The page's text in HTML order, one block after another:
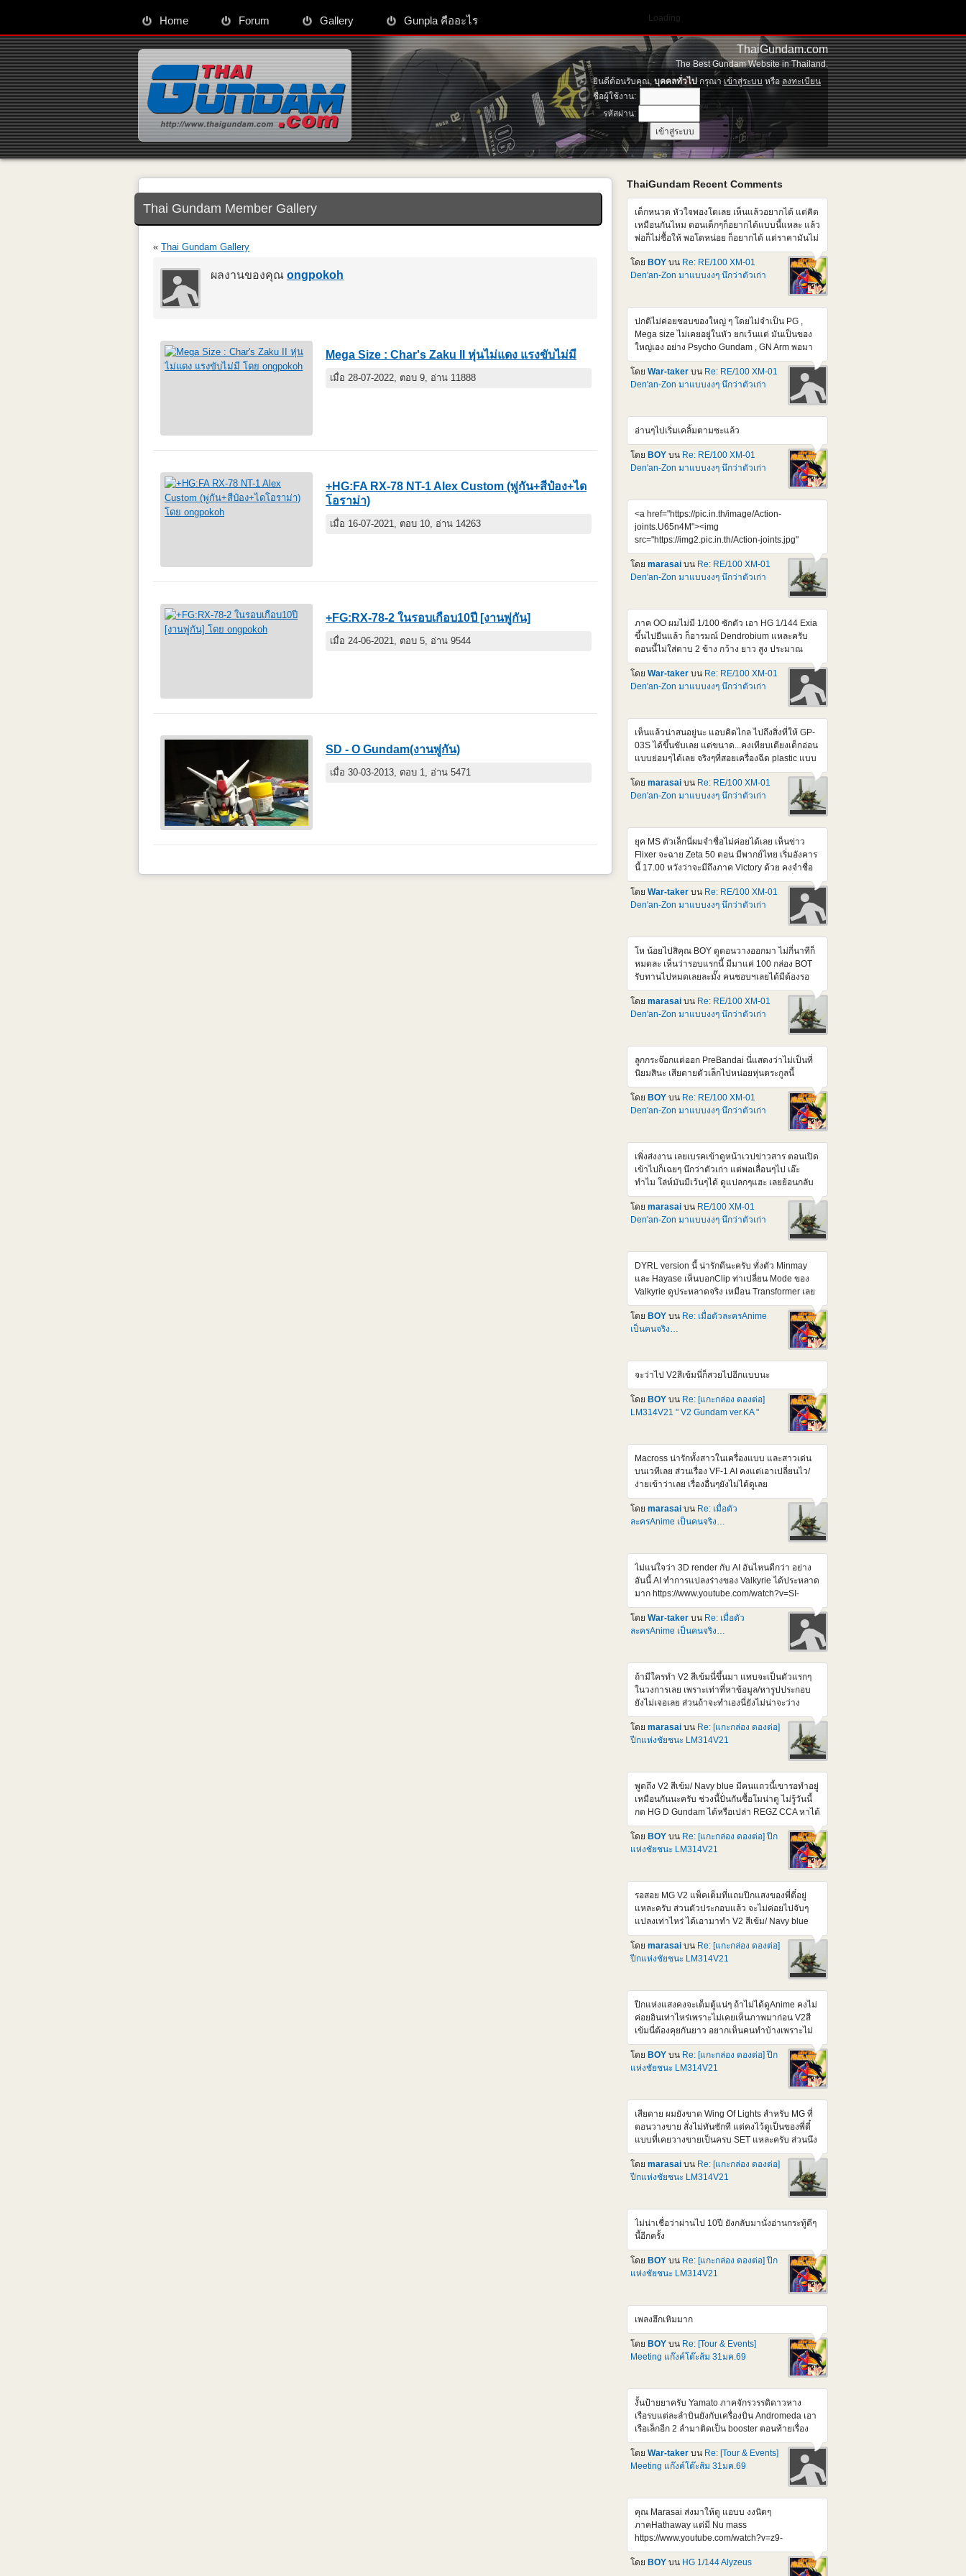
Home Forum Gallery Gunpla คืออะไร
ThaiGundam.com
The Best Gundam Website in Thailand.
Loading
ยินดีต้อนรับคุณ,บุคคลทั่วไปกรุณา เข้าสู่ระบบ หรือ ลงทะเบียน
ชื่อผู้ใช้งาน:
รหัสผ่าน:
Thai Gundam Member Gallery
« Thai Gundam Gallery
ผลงานของคุณ ongpokoh
Mega Size : Char's Zaku II หุ่นไม่แดง แรงขับไม่มี
เมื่อ 28-07-2022, ตอบ 9, อ่าน 11888
+HG:FA RX-78 NT-1 Alex Custom (พู่กัน+สีป๋อง+ได
โอราม่า)
เมื่อ 16-07-2021, ตอบ 10, อ่าน 14263
+FG:RX-78-2 ในรอบเกือบ10ปี [งานพู่กัน]
เมื่อ 24-06-2021, ตอบ 5, อ่าน 9544
SD - O Gundam(งานพู่กัน)
เมื่อ 30-03-2013, ตอบ 1, อ่าน 5471
ThaiGundam Recent Comments
เด็กหนวด หัวใจพองโตเลย เห็นแล้วอยากได้ แต่คิด
เหมือนกันไหม ตอนเด็กๆก็อยากได้แบบนี้แหละ แล้ว
พ่อก็ไม่ซื้อให้ พอโตหน่อย ก็อยากได้ แต่ราคามันไม่
เหมือนตอนเด็กๆแล้วสิ แต่คนที่บ้านก็อาจจะไม่ให้
ซื้ออีก เศร้าเคล้าน้ำตา
โดย BOY บน Re: RE/100 XM-01
Den'an-Zon มาแบบงงๆ นึกว่าตัวเก่า
ปกติไม่ค่อยชอบของใหญ่ ๆ โดยไม่จำเป็น PG ,
Mega size ไม่เคยอยู่ในหัว ยกเว้นแต่ มันเป็นของ
ใหญ่เอง อย่าง Psycho Gundam , GN Arm พอมา
เจออันนี้ชักใจสั่นครับ 70 cm. เห็นราคาแล้วสยอง
99000 เยน แต่คิดว่า หยอดกระปุกซัก 10-12 เดือน
คงพอซื้อไหวมั้ง ของแบบนี้ มันคงไม่หมดเกลี้ยง
v=4UZKEZGeSIY ไม่แน่ กว่าจะออก อาจจะไม่
อยากได้แล้วก็ได้
โดย War-taker บน Re: RE/100 XM-01
Den'an-Zon มาแบบงงๆ นึกว่าตัวเก่า
อ่านๆไปเริ่มเคลิ้มตามซะแล้ว
โดย BOY บน Re: RE/100 XM-01
Den'an-Zon มาแบบงงๆ นึกว่าตัวเก่า
<a href="https://pic.in.th/image/Action-
joints.U65n4M"><img
src="https://img2.pic.in.th/Action-joints.jpg"
alt="Action joints" border="0"></a> Credit :
Supreme Mecha จุดขยับ ตอบโจทย์ เยี่ยมขึ้นกว่า
โมเก่าๆเยอะเลย รอก็แค่รอบถัดๆไป กะจังหวะจอง
ได้ที่จะต้องลงตัวกัน ไม่โดน Bot แย่งไปทุกๆรอบอีก
โดย marasai บน Re: RE/100 XM-01
Den'an-Zon มาแบบงงๆ นึกว่าตัวเก่า
ภาค OO ผมไม่มี 1/100 ซักตัว เอา HG 1/144 Exia
ขึ้นไปยืนแล้ว ก็อารมณ์ Dendrobium แหละครับ
ตอนนี้ไม่ใส่ดาบ 2 ข้าง กว้าง ยาว สูง ประมาณ
เกือบ ๆ 40 ซม. ทุกด้าน แต่ถ้าเอา MS 1/100 ไปใส่
คงสูงขึ้นอีกหน่อย ส่วนดาบ ยาว 40 กว่า ซม. ถ้าใส่
ด้วย ก็กินที่หนักเข้าไปอีก แต่บ่นแบบนี้ ผมรอ part
ของ Dynames ที่เป็นปืน กับ มิซายด์ อยู่นะ จริง ๆ ก็
Dynames กับ Kyorios ดองอยู่ด้วยแฮะ
โดย War-taker บน Re: RE/100 XM-01
Den'an-Zon มาแบบงงๆ นึกว่าตัวเก่า
เห็นแล้วน่าสนอยู่นะ แอบคิดไกล ไปถึงสิ่งที่ให้ GP-
03S ได้ขึ้นขับเลย แต่ขนาด...คงเทียบเตียงเด็กอ่อน
แบบย่อมๆได้เลย จริงๆที่สอยเครื่องฉีด plastic แบบ
เส้นมา ก็กะว่าจะทำแหละ กะ Mega Rider ให้ ZZ ขี่
เล่น แต่เอาจริงๆนี่ ยุ่งสะสางงานหลักเกือบทั้งวัน เลย
แทบไม่มีเวลาพิมพ์เลยหลังๆนี้
โดย marasai บน Re: RE/100 XM-01
Den'an-Zon มาแบบงงๆ นึกว่าตัวเก่า
ยุค MS ตัวเล็กนี่ผมจำชื่อไม่ค่อยได้เลย เห็นข่าว
Flixer จะฉาย Zeta 50 ตอน มีพากย์ไทย เริ่มอังคาร
นี้ 17.00 หวังว่าจะมีถึงภาค Victory ด้วย คงจำชื่อ
MS ได้มากขึ้น (แต่ตัวนี้มันอยู่ใน F-91 นี่) เดี๋ยวนี้จะ
ให้เอา เสียงญีุ่ปุ่น sub eng. มาดูแบบเมื่อก่อน ก็
เหนื่อยเกิน เพิ่งต่ออันนี้ เกือบเสร็จ ไป เหนื่อยเอา
เรื่องครับ ที่ว่าเกือบเสร็จ เพราะหลายจุดมันใส่ สปริง
แกนเสียบก็แน่นจัดแล้ว ถ้าไขน็อตด้วย คงแงะมา
ทำสีไม่ได้แล้วละ
https://www.youtube.com/watch?v=U0kAdHrrHII
อังกฤษด้วย
โดย War-taker บน Re: RE/100 XM-01
Den'an-Zon มาแบบงงๆ นึกว่าตัวเก่า
โห น้อยไปสิคุณ BOY ดูตอนวางออกมา ไม่กี่นาทีก็
หมดละ เห็นว่ารอบแรกนี้ มีมาแค่ 100 กล่อง BOT
รับทานไปหมดเลยละมั๊ง คนชอบฯเลยได้มีต้องรอ
รอบถัดๆไป แต่จะไม่อุดหนุนร้านพวกนั้นละยกเว้น มี
ช่วงลดราคาลงปกติ Series ตัวเล็กนี้ก็สวยๆเยอะ
แต่ถ้า P หมด ก็อ่วมหนักเลยนะครับ ยิ่งจะมีพวก
Silhoulette กล่องสวยๆสมัยก่อนอีกนี่ มาได้ยาวๆเลย
ราคาเท่าๆกันแหละ ยังไม่ได้สอย เพราะมีทั้งตัว
สำเร็จและตัวเก่าที่ต่อใส่กล่องไว้รอผ่า แต่ถ้าสอยคง
เอามาทำสีขาวแทนแหละ ปล.ของภาคนี้ อยากเห็น
ตัวของหัวหน้า ที่ตัวสีม่วง/สีเข้ม Berga giros ที่คน
ขับ X2 ขับก่อนจะมาเปลี่ยนเปน X2 แหละ
โดย marasai บน Re: RE/100 XM-01
Den'an-Zon มาแบบงงๆ นึกว่าตัวเก่า
ลูกกระจ๊อกแต่ออก PreBandai นี่แสดงว่าไม่เป็นที่
นิยมสินะ เสียดายตัวเล็กไปหน่อยหุ่นตระกูลนี้
โดย BOY บน Re: RE/100 XM-01
Den'an-Zon มาแบบงงๆ นึกว่าตัวเก่า
เพิ่งส่งงาน เลยเบรคเข้าดูหน้าเวปข่าวสาร ตอนเปิด
เข้าไปก็เฉยๆ นึกว่าตัวเก่า แต่พอเลื่อนๆไป เอ๊ะ
ทำไม โล่ห์มันมีเว้นๆได้ ดูแปลกๆแฮะ เลยย้อนกลับ
มาดูรายละเอียด ปรากฏว่า หัวโล้น ไหล่กลมสอง
ข้าง โล่ห์แยกสี่ส่วน นี่มันเป็นลูกจ๊อก ตัวที่ควรจะ
ออกก่อนหน้านี้นิ ไม่ใช่ตัวแรกจริงๆแหละ <a
href="https://pic.in.th/image/DEn1.UJCNzP">
src="https://img1.pic.in.th/images/DEn1.jpg"
alt="DEn1" border="0"></a> <a
href="https://pic.in.th/image/DEn2.UJCVqp">
<img src="https://img2.pic.in.th/DEn2.jpg"
alt="DEn2" border="0"></a> <a
href="https://pic.in.th/image/DEn3.UJCW8L">
src="https://img1.pic.in.th/images/DEn3.jpg"
alt="DEn3" border="0"></a> <a
href="https://pic.in.th/image/DEn4.UJGa1C">
<img
src="https://img1.pic.in.th/images/DEn4.jpg"
alt="DEn4" border="0"></a> <a
href="https://pic.in.th/image/DEn5.UJGrwv">
alt="DEn5" border="0"></a> หน้าตาหล่อขึ้นกว่า
เดิม สัดส่วนดูสมส่วนขึ้น น่าจะสูงกว่า 1/100 เกรด
เก่า Credit : Gundamkitscollection เจ้าเก่าดั้งเดิม
ตัวนี้ ก็มีตัวเก่า ยุคโบราณอยู่แหละ แต่เปลี่ยนมือ
เปนแบบชุดแต่งที่ขยับข้อนิ้วได้หมด สมันนั้นสั่งจาก
HLJ /สรุปตัวเก่าเลยรอดจากการถูกผ่าดัดแปลงไป
แหละ พวกตัวเก่าๆ Ball joint ย้วยๆไปหมดละเห็น
วันก่อนๆ มีคนถามหา Ball Joint ขา ตัวใดตัวนึงไว้
ออกจากแผง จะไม่รู้ว่ามันเปน Parts เบอร์อะไรหนะ
จะเซ็งก็ตรงที่ แววจะเปน P ไปตลอดหลังจากนี้
โดย marasai บน RE/100 XM-01
Den'an-Zon มาแบบงงๆ นึกว่าตัวเก่า
DYRL version นี้ น่ารักดีนะครับ ทั่งตัว Minmay
และ Hayase เห็นบอกClip ท่าเปลี่ยน Mode ของ
Valkyrie ดูประหลาดจริง เหมือน Transformer เลย
โดย BOY บน Re: เมื่อตัวละครAnime
เป็นคนจริง…
จะว่าไป V2สีเข้มนี่ก็สวยไปอีกแบบนะ
โดย BOY บน Re: [แกะกล่อง ดองต่อ]
LM314V21 " V2 Gundam ver.KA "
Macross น่ารักทั้งสาวในเครื่องแบบ และสาวเด่น
บนเวทีเลย ส่วนเรื่อง VF-1 AI คงแต่เอาเปลี่ยนไว/
ง่ายเข้าว่าเลย เรื่องอื่นๆยังไม่ได้ดูเลย
โดย marasai บน Re: เมื่อตัว
ละครAnime เป็นคนจริง…
ไม่แน่ใจว่า 3D render กับ AI อันไหนดีกว่า อย่าง
อันนี้ AI ทำการแปลงร่างของ Valkyrie ได้ประหลาด
มาก https://www.youtube.com/watch?v=SI-
tINRkQVE https://www.youtube.com/watch?
v=igYoaJTS5G8
https://www.youtube.com/watch?v=RTxR6gU-
โดย War-taker บน Re: เมื่อตัว
ละครAnime เป็นคนจริง…
ถ้ามีใครทำ V2 สีเข้มนี่ขึ้นมา แทบจะเป็นตัวแรกๆ
ในวงการเลย เพราะเท่าที่หาข้อมูล/หารูปประกอบ
ยังไม่เจอเลย ส่วนถ้าจะทำเองนี่ยังไม่น่าจะว่าง
จนกว่างานโครงการที่กำลังทำ จะได้เริ่มขึ้นมาโน่น
ส่วน Meeting คงรอติดตามผ่านเวป/Facebook
ของเวปเหมือนเดิมแหละครับ
โดย marasai บน Re: [แกะกล่อง ดองต่อ]
ปีกแห่งชัยชนะ LM314V21
พูดถึง V2 สีเข้ม/ Navy blue มีคนแถวนี้เขารอทำอยู่
เหมือนกันนะครับ ช่วงนี้ปั่นกันซื้อโมน่าดู ไม่รู้วันนี้
กด HG D Gundam ได้หรือเปล่า REGZ CCA หาได้
จาก GundamBase ไม่ต้องกลัวครับ
โดย BOY บน Re: [แกะกล่อง ดองต่อ] ปีก
แห่งชัยชนะ LM314V21
รอสอย MG V2 แพ็คเต็มที่แถมปีกแสงของพี่ตี๋อยู่
แหละครับ ส่วนตัวประกอบแล้ว จะไม่ค่อยไปจับๆ
แปลงเท่าไหร่ ได้เอามาทำ V2 สีเข้ม/ Navy blue
แน่นอน
https://www.gundamkitscollection.com/2025/11/p-
bandai-mg-1100-cluster-gundam-mission.html
แอบเศร้าใจ ทำไมออก 2nd Batch แล้วมันขยับ
เลยไม่ได้สอยตามคุณ BOY แต่ไว้ค่อยหาเก็บร้าน
ลดราคาเอาแหละ ความอยากน้อยลงนิดหน่อย
เพราะมี Ver เก่าไว้นานละกะ ตัวถือปืน AKA ทำเอา
งงมาก RE-GZ Custom ถือ AKA ซะงั้นจุดขยับใหม่
มันเลยได้มาจากตัวนี้แหละ ชิ้นส่วนเหลือเลยเยอะ
เลยแต่ไม่สามารถขึ้นได้ครบทั้งตัว
โดย marasai บน Re: [แกะกล่อง ดองต่อ]
ปีกแห่งชัยชนะ LM314V21
ปีกแห่งแสงคงจะเต็มตู้แน่ๆ ถ้าไม่ได้ดูAnime คงไม่
ค่อยอินเท่าไหร่เพราะไม่เคยเห็นภาพมาก่อน V2สี
เข้มนี่ต้องคุยกันยาว อยากเห็นคนทำบ้างเพราะไม่
ค่อยเห็นใครประกอบและทำสีเท่าไหร่เลย
F90ติดPack นี่ก็สวยๆหลายตัวนะครับ มีชอบPack
ไหนพิเศษไหม ว่าจะหามาลองใส่ F80บ้าง ว่าแต่จะ
หาดู Victory sub Thai ยากเหมือนกันนะครับ ท้าย
โดย BOY บน Re: [แกะกล่อง ดองต่อ] ปีก
แห่งชัยชนะ LM314V21
เสียดาย ผมยังขาด Wing Of Lights สำหรับ MG ที่
ตอนวางขาย สั่งไม่ทันซักที แต่คงไว้ดูเป็นของพี่ตี๋
แบบที่เคยวางขายเป็นครบ SET แหละครับ ส่วนนึง
จะเอาตัวหุ่น V2 มาทำสีเข้ม ให้เป็นตัวในภาค
crossbone ที่ Bandai ยังไม่ทำ ส่วนตัว ชอบหุ่นประ
หลาดๆ ในภาค steel 7 ทีเป็นภาคเกี่ยวเนื่องกับ
Crossbone, F90 และ Victory ตอนนี้ ที่นอกเหนือ
ของภาค มีออกมาเพิ่มจำนวนนึงละ เช่น RE/100
XM-07B Vigna-Ghina II [Jupiter Battle Ver.] ตัว
Gundam F91 Ver 2.0 (Harrison Madin Custom)
ตัวนี้มีสอง Ver. ก็ออกไปละ อีกตัวที่รอลุ้น ก็เป็น MG
LM312V04+SD-VB03A V-Dash Gundam ที่แค่
ออกเป็นเฉพาะ Pack เสริมมาก็เบางบหน่อย หรือมัด
รวมมาก็ได้แหละ ช่วงๆนี้นี่ Formula , silhouette
กลังทยอยไล่ออกมา ทีละตัวๆแหละ อ้างอิง
https://gundam.fandom.com/wiki/Prototype_Victory_2_Gundam
อ้างอิง
https://gundam.fandom.com/wiki/Mobile_Suit_Crossbone_Gundam:_Steel_7
โดย marasai บน Re: [แกะกล่อง ดองต่อ]
ปีกแห่งชัยชนะ LM314V21
ไม่น่าเชื่อว่าผ่านไป 10ปี ยังกลับมานั่งอ่านกระทู้ดีๆ
นี้อีกครั้ง
โดย BOY บน Re: [แกะกล่อง ดองต่อ] ปีก
แห่งชัยชนะ LM314V21
เพลงฮึกเหิมมาก
โดย BOY บน Re: [Tour & Events]
Meeting แก๊งค์โต๊ะส้ม 31มค.69
งั้นป้ายยาครับ Yamato ภาคจักรวรรดิดาวหาง
เรือรบแต่ละลำบินยังกับเครื่องบิน Andromeda เอา
เรือเล็กอีก 2 ลำมาติดเป็น booster ตอนท้ายเรื่อง
เรือรบทำงานโดยใช้คน ๆ เดียว ระบบสั่งการด้วย
เสียงแหกปากของกับตัน
https://www.youtube.com/watch?
โดย War-taker บน Re: [Tour & Events]
Meeting แก๊งค์โต๊ะส้ม 31มค.69
คุณ Marasai ส่งมาให้ดู แอบบ งงนิดๆ
ภาคHathaway แต่มี Nu mass
https://www.youtube.com/watch?v=z9-
r4h_zD2g&feature=youtu.be
โดย BOY บน HG 1/144 Alyzeus